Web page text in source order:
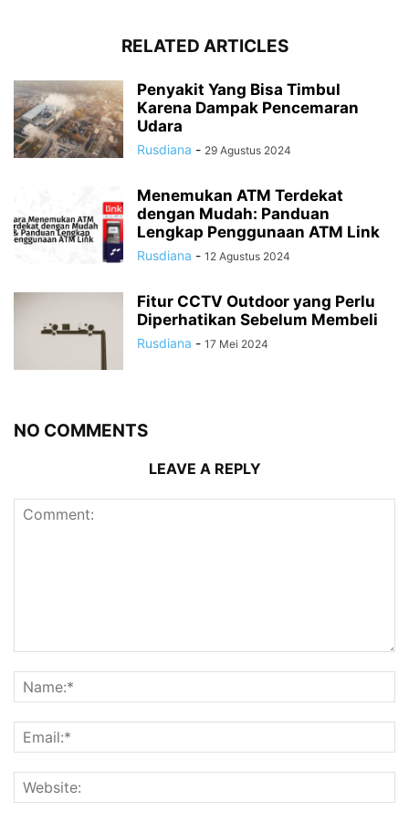
RELATED ARTICLES
Penyakit Yang Bisa Timbul
Karena Dampak Pencemaran
Udara
Rusdiana - 29 Agustus 2024
Menemukan ATM Terdekat
dengan Mudah: Panduan
Lengkap Penggunaan ATM Link
Rusdiana - 12 Agustus 2024
Fitur CCTV Outdoor yang Perlu
Diperhatikan Sebelum Membeli
Rusdiana - 17 Mei 2024
NO COMMENTS
LEAVE A REPLY